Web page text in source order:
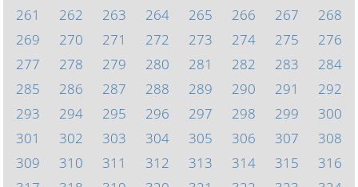
261
262 263 264 265 266 267
268
269
270 271 272 273 274 275
276
277
278 279 280 281 282 283
284
285
286 287 288 289 290 291
292
293
294 295 296 297 298 299
300
301
302 303 304 305 306 307
308
309
310 311 312 313 314 315
316